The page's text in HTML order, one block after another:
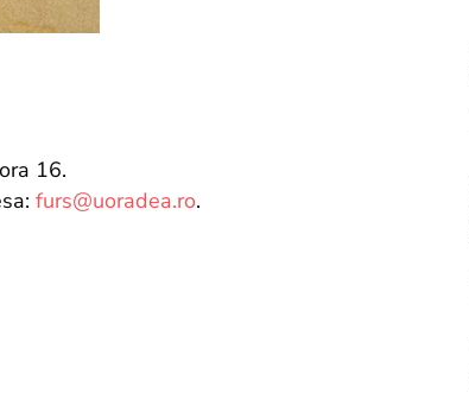
16.
furs@uoradea.ro.